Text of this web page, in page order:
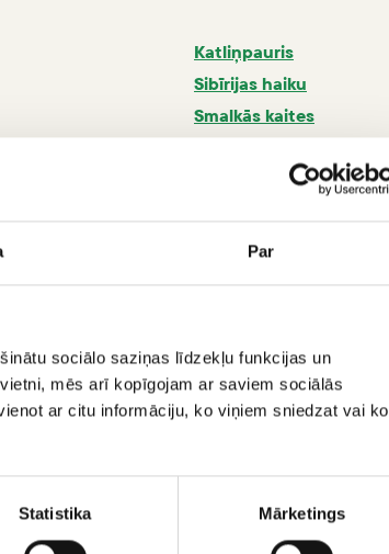
Par
sociālo saziņas līdzekļu funkcijas un
mēs arī kopīgojam ar saviem sociālās
ar citu informāciju, ko viņiem sniedzat vai ko
Statistika Mārketings
Katliņpauris
Sibīrijas haiku
Smalkās kaites